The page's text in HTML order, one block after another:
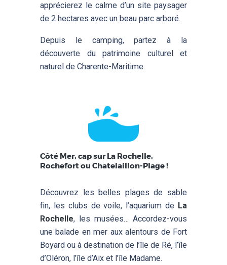
apprécierez le calme d’un site paysager
de 2 hectares avec un beau parc arboré.
Depuis le camping, partez à la
découverte du patrimoine culturel et
naturel de Charente-Maritime.
Côté Mer, cap sur La Rochelle,
Rochefort ou Chatelaillon-Plage !
Découvrez les belles plages de sable
fin, les clubs de voile, l’aquarium de La
Rochelle, les musées… Accordez-vous
une balade en mer aux alentours de Fort
Boyard ou à destination de l’île de Ré, l’île
d’Oléron, l’île d’Aix et l’île Madame.